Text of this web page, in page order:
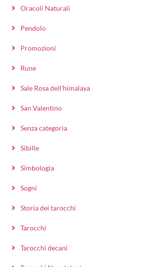
Oracoli Naturali
Pendolo
Promozioni
Rune
Sale Rosa dell'himalaya
San Valentino
Senza categoria
Sibille
Simbologia
Sogni
Storia dei tarocchi
Tarocchi
Tarocchi decani